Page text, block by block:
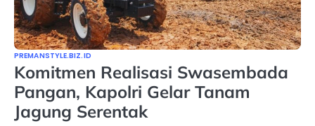
PREMANSTYLE.BIZ.ID
Komitmen Realisasi Swasembada
Pangan, Kapolri Gelar Tanam
Jagung Serentak